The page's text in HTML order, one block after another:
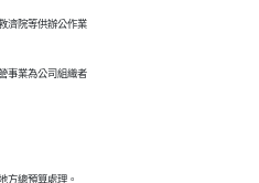
濟院等供辦公作業
事業為公司組織者
方總預算處理。